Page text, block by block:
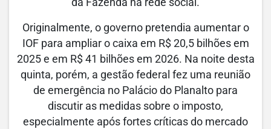
da Fazenda na rede social.
Originalmente, o governo pretendia aumentar o
IOF para ampliar o caixa em R$ 20,5 bilhões em
2025 e em R$ 41 bilhões em 2026. Na noite desta
quinta, porém, a gestão federal fez uma reunião
de emergência no Palácio do Planalto para
discutir as medidas sobre o imposto,
especialmente após fortes críticas do mercado